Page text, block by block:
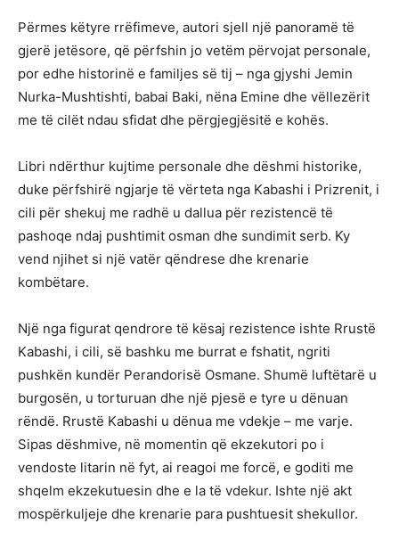
Përmes këtyre rrëfimeve, autori sjell një panoramë të
gjerë jetësore, që përfshin jo vetëm përvojat personale,
por edhe historinë e familjes së tij – nga gjyshi Jemin
Nurka-Mushtishti, babai Baki, nëna Emine dhe vëllezërit
me të cilët ndau sfidat dhe përgjegjësitë e kohës.
Libri ndërthur kujtime personale dhe dëshmi historike,
duke përfshirë ngjarje të vërteta nga Kabashi i Prizrenit, i
cili për shekuj me radhë u dallua për rezistencë të
pashoqe ndaj pushtimit osman dhe sundimit serb. Ky
vend njihet si një vatër qëndrese dhe krenarie
kombëtare.
Një nga figurat qendrore të kësaj rezistence ishte Rrustë
Kabashi, i cili, së bashku me burrat e fshatit, ngriti
pushkën kundër Perandorisë Osmane. Shumë luftëtarë u
burgosën, u torturuan dhe një pjesë e tyre u dënuan
rëndë. Rrustë Kabashi u dënua me vdekje – me varje.
Sipas dëshmive, në momentin që ekzekutori po i
vendoste litarin në fyt, ai reagoi me forcë, e goditi me
shqelm ekzekutuesin dhe e la të vdekur. Ishte një akt
mos­përkuljeje dhe krenarie para pushtuesit shekullor.